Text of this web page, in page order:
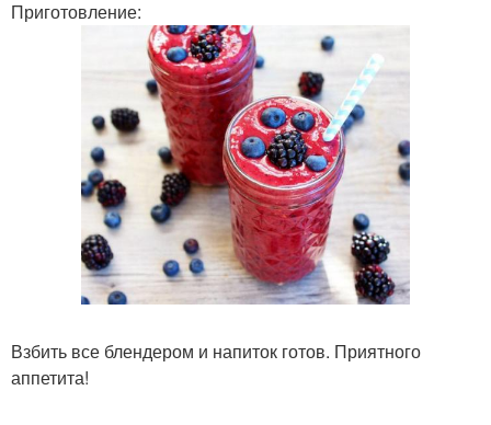
Приготовление:
Взбить все блендером и напиток готов. Приятного
аппетита!